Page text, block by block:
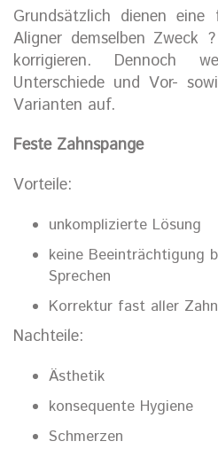
Grundsätzlich dienen eine
Aligner demselben Zweck
korrigieren. Dennoch
Unterschiede und Vor-
Varianten auf.
Feste Zahnspange
Vorteile:
unkomplizierte Lösung
keine Beeinträchtigung
Sprechen
Korrektur fast aller
Nachteile:
Ästhetik
konsequente Hygiene
Schmerzen